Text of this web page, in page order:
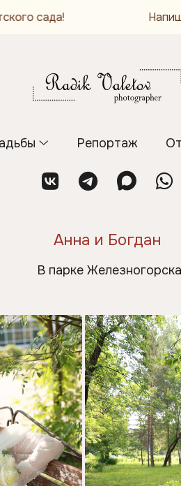
Репортаж
Анна и Богдан
В парке Железногорска
Напиши «Осень»,